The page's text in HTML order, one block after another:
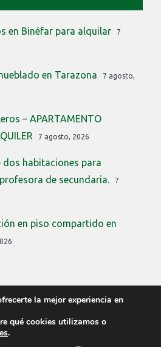
en Binéfar para alquilar 7
en Tarazona 7 agosto,
– APARTAMENTO
7 agosto, 2026
habitaciones para
de secundaria.
7
en piso compartido en
PROFESORES ARAGÓN ·
la mejor experiencia en
qué cookies utilizamos o
.